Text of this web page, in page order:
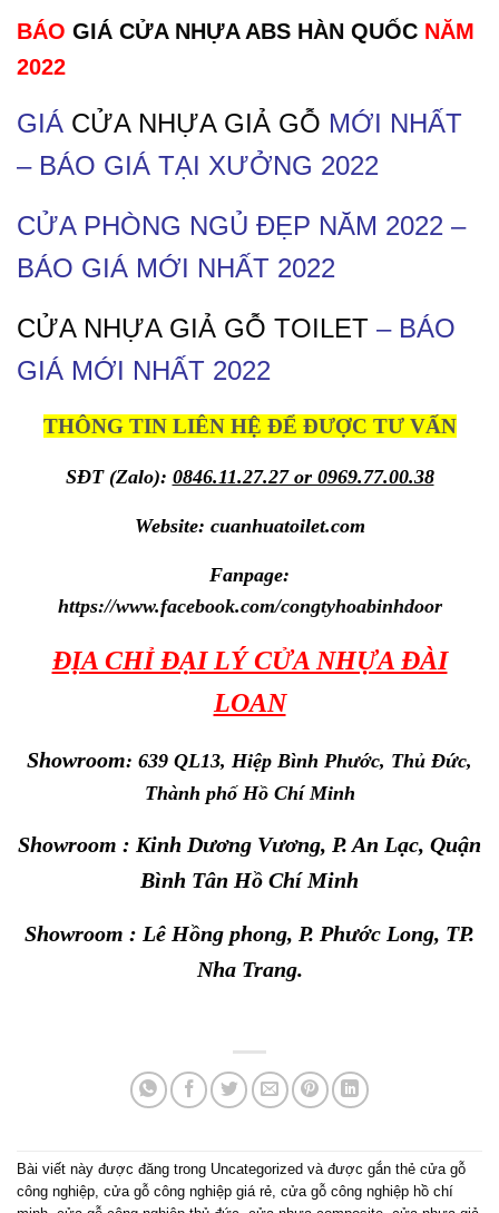
BÁO GIÁ CỬA NHỰA ABS HÀN QUỐC NĂM
2022
GIÁ CỬA NHỰA GIẢ GỖ MỚI NHẤT
– BÁO GIÁ TẠI XƯỞNG 2022
CỬA PHÒNG NGỦ ĐẸP NĂM 2022 –
BÁO GIÁ MỚI NHẤT 2022
CỬA NHỰA GIẢ GỖ TOILET – BÁO
GIÁ MỚI NHẤT 2022
THÔNG TIN LIÊN HỆ ĐỂ ĐƯỢC TƯ VẤN
SĐT (Zalo): 0846.11.27.27 or 0969.77.00.38
Website: cuanhuatoilet.com
Fanpage:
https://www.facebook.com/congtyhoabinhdoor
ĐỊA CHỈ ĐẠI LÝ CỬA NHỰA ĐÀI
LOAN
Showroom: 639 QL13, Hiệp Bình Phước, Thủ Đức,
Thành phố Hồ Chí Minh
Showroom : Kinh Dương Vương, P. An Lạc, Quận
Bình Tân Hồ Chí Minh
Showroom : Lê Hồng phong, P. Phước Long, TP.
Nha Trang.
Bài viết này được đăng trong Uncategorized và được gắn thẻ cửa gỗ
công nghiệp cửa gỗ công nghiệp giá rẻ cửa gỗ công nghiệp hồ chí